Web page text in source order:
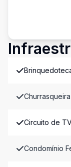
Circuito de
Condomínio